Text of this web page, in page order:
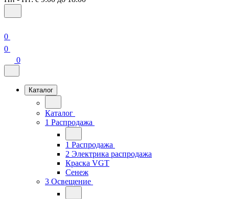
0
0
0
Каталог
Каталог
1 Распродажа
1 Распродажа
2 Электрика распродажа
Краска VGT
Сенеж
3 Освещение